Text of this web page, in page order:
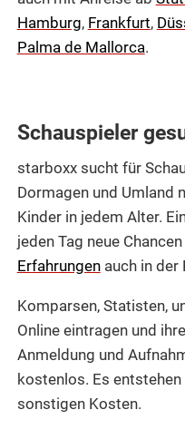
Hamburg, Frankfurt,
Palma de Mallorca.
Schauspieler
starboxx sucht für
Dormagen und Umland
Kinder in jedem Alter.
jeden Tag neue
Erfahrungenauch in der
Komparsen, Statisten,
Online eintragen und
Anmeldung und
kostenlos. Es
sonstigen Kosten.